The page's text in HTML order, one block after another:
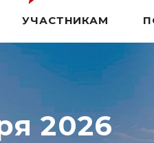
УЧАСТНИКАМ
2026